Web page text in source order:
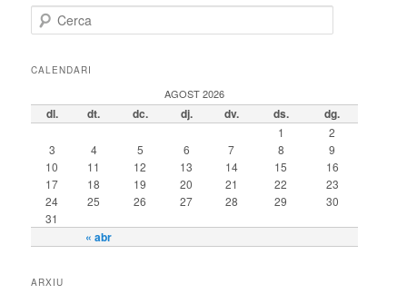
Cerca
CALENDARI
AGOST 2026
dl. dt. dc. dj. dv. ds. dg.
« abr
1
2
3
4 5 6 7 8
9
10
11 12 13 14 15
16
17
18 19 20 21 22
23
24
25 26 27 28 29
30
31
ARXIU